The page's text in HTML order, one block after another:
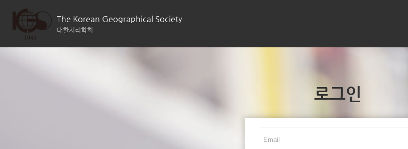
The Korean Geographical Society
대한지리학회
로그인